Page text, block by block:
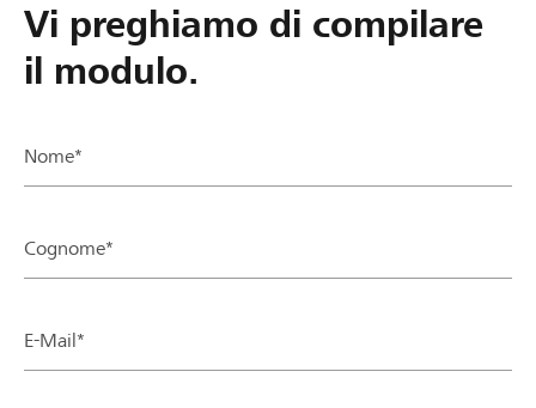
Vi preghiamo di compilare
il modulo.
Nome*
Cognome*
E-Mail*